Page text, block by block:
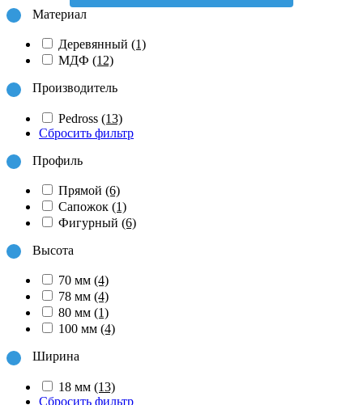
Материал
Деревянный (1)
МДФ (12)
Производитель
Pedross (13)
Сбросить фильтр
Профиль
Прямой (6)
Сапожок (1)
Фигурный (6)
Высота
70 мм (4)
78 мм (4)
80 мм (1)
100 мм (4)
Ширина
18 мм (13)
Сбросить фильтр